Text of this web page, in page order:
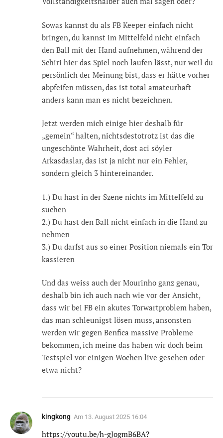
Sowas kannst du als FB Keeper einfach nicht
bringen, du kannst im Mittelfeld nicht einfach
den Ball mit der Hand aufnehmen, während der
Schiri hier das Spiel noch laufen lässt, nur weil du
persönlich der Meinung bist, dass er hätte vorher
abpfeifen müssen, das ist total amateurhaft
anders kann man es nicht bezeichnen.
Jetzt werden mich einige hier deshalb für
„gemein“ halten, nichtsdestotrotz ist das die
ungeschönte Wahrheit, dost aci söyler
Arkasdaslar, das ist ja nicht nur ein Fehler,
sondern gleich 3 hintereinander.
1.) Du hast in der Szene nichts im Mittelfeld zu
suchen
2.) Du hast den Ball nicht einfach in die Hand zu
nehmen
3.) Du darfst aus so einer Position niemals ein Tor
kassieren
Und das weiss auch der Mourinho ganz genau,
deshalb bin ich auch nach wie vor der Ansicht,
dass wir bei FB ein akutes Torwartproblem haben,
das man schleunigst lösen muss, ansonsten
werden wir gegen Benfica massive Probleme
bekommen, ich meine das haben wir doch beim
Testspiel vor einigen Wochen live gesehen oder
etwa nicht?
kingkong Am 13. August 2025 16:04
https://youtu.be/h-gJogmB6BA?